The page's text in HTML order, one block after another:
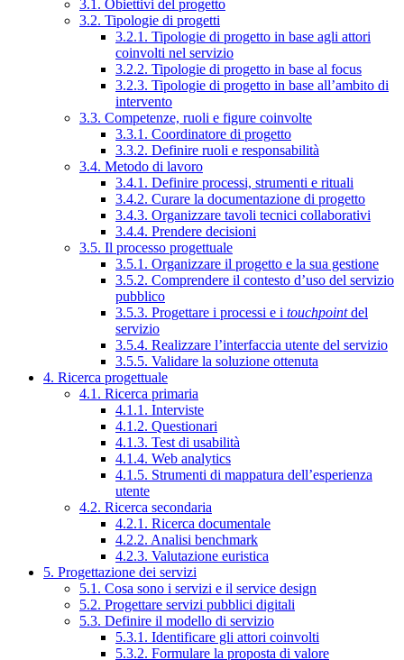
3.1. Obiettivi del progetto
3.2. Tipologie di progetti
3.2.1. Tipologie di progetto in base agli attori
coinvolti nel servizio
3.2.2. Tipologie di progetto in base al focus
3.2.3. Tipologie di progetto in base all’ambito di
intervento
3.3. Competenze, ruoli e figure coinvolte
3.3.1. Coordinatore di progetto
3.3.2. Definire ruoli e responsabilità
3.4. Metodo di lavoro
3.4.1. Definire processi, strumenti e rituali
3.4.2. Curare la documentazione di progetto
3.4.3. Organizzare tavoli tecnici collaborativi
3.4.4. Prendere decisioni
3.5. Il processo progettuale
3.5.1. Organizzare il progetto e la sua gestione
3.5.2. Comprendere il contesto d’uso del servizio
pubblico
3.5.3. Progettare i processi e i touchpointdel
servizio
3.5.4. Realizzare l’interfaccia utente del servizio
3.5.5. Validare la soluzione ottenuta
4. Ricerca progettuale
4.1. Ricerca primaria
4.1.1. Interviste
4.1.2. Questionari
4.1.3. Test di usabilità
4.1.4. Web analytics
4.1.5. Strumenti di mappatura dell’esperienza
utente
4.2. Ricerca secondaria
4.2.1. Ricerca documentale
4.2.2. Analisi benchmark
4.2.3. Valutazione euristica
5. Progettazione dei servizi
5.1. Cosa sono i servizi e il service design
5.2. Progettare servizi pubblici digitali
5.3. Definire il modello di servizio
5.3.1. Identificare gli attori coinvolti
5.3.2. Formulare la proposta di valore